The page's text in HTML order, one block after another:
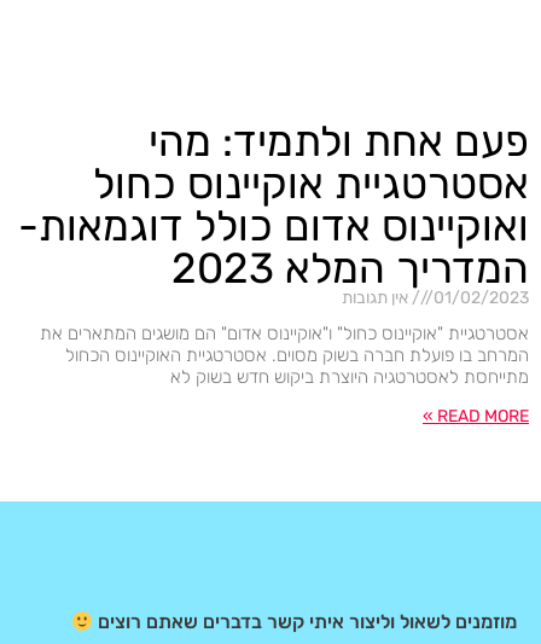
פעם אחת ולתמיד: מהי
אסטרטגיית אוקיינוס כחול
ואוקיינוס אדום כולל דוגמאות-
המדריך המלא 2023
01/02/2023 אין תגובות
אסטרטגיית "אוקיינוס כחול" ו"אוקיינוס אדום" הם מושגים המתארים את
המרחב בו פועלת חברה בשוק מסוים. אסטרטגיית האוקיינוס הכחול
מתייחסת לאסטרטגיה היוצרת ביקוש חדש בשוק לא
READ MORE »
מוזמנים לשאול וליצור איתי קשר בדברים שאתם רוצים